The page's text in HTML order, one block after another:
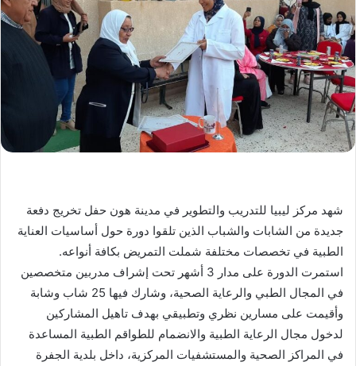
شهد مركز ليبيا للتدريب والتطوير في مدينة هون حفل تخريج دفعة
جديدة من الشابات والشباب الذين تلقوا دورة حول أساسيات العناية
الطبية في تخصصات مختلفة شملت التمريض بكافة أنواعه.
استمرت الدورة على مدار 3 أشهر تحت إشراف مدربين متخصصين
في المجال الطبي والرعاية الصحية، وشارك فيها 25 شاب وشابة
وأقيمت على مسارين نظري وتطبيقي بهدف تاهيل المشاركين
لدخول مجال الرعاية الطبية والانضمام للطواقم الطبية المساعدة
في المراكز الصحية والمستشفيات المركزية، داخل بلدية الجفرة